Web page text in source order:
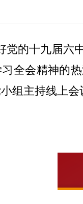
党的十九届六
全会精神的热
组主持线上会